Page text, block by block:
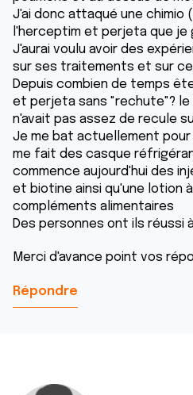
J'ai donc attaqué une chimio
l'herceptim et perjeta que je
J'aurai voulu avoir des
sur ses traitements et sur
Depuis combien de temps
et perjeta sans "rechute"? le
n'avait pas assez de recule
Je me bat actuellement
me fait des casque
commence aujourd'hui des
et biotine ainsi qu'une lotion
compléments alimentaires
Des personnes ont ils réussi
Merci d'avance point vos
Répondre